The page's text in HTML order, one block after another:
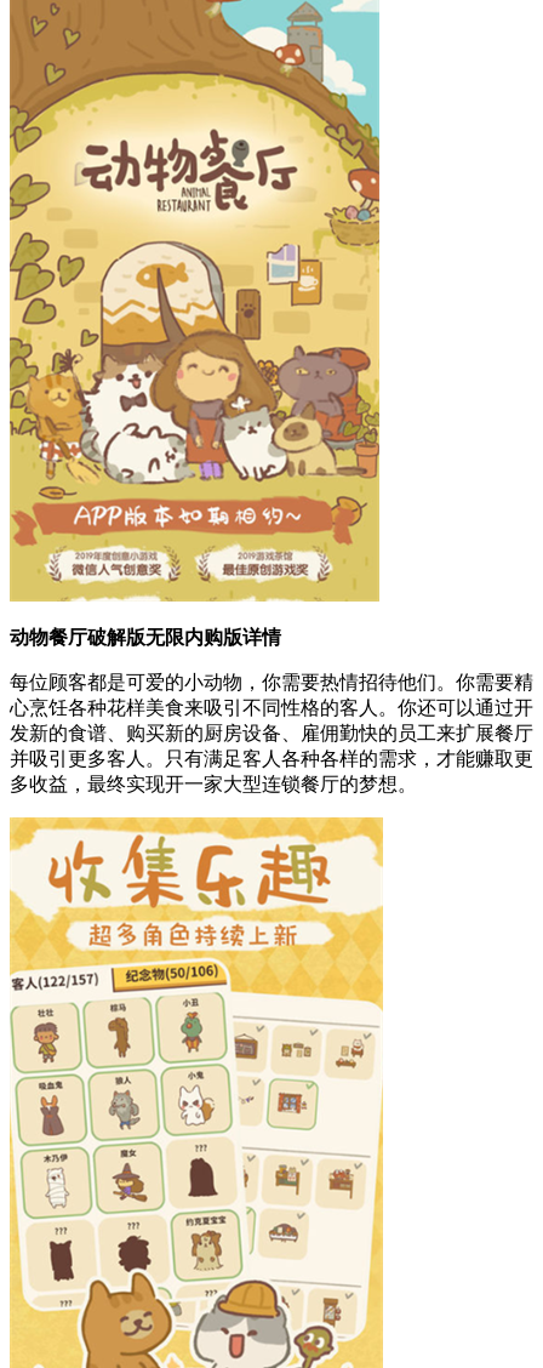
动物餐厅破解版无限内购版详情
每位顾客都是可爱的小动物，你需要热情招待他们。你需要精
心烹饪各种花样美食来吸引不同性格的客人。你还可以通过开
发新的食谱、购买新的厨房设备、雇佣勤快的员工来扩展餐厅
并吸引更多客人。只有满足客人各种各样的需求，才能赚取更
多收益，最终实现开一家大型连锁餐厅的梦想。